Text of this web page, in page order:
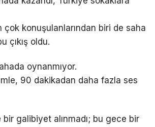
çok konuşulanlarından biri de saha
çıkış oldu.
oynanmıyor.
90 dakikadan daha fazla ses
galibiyet alınmadı; bu gece bir